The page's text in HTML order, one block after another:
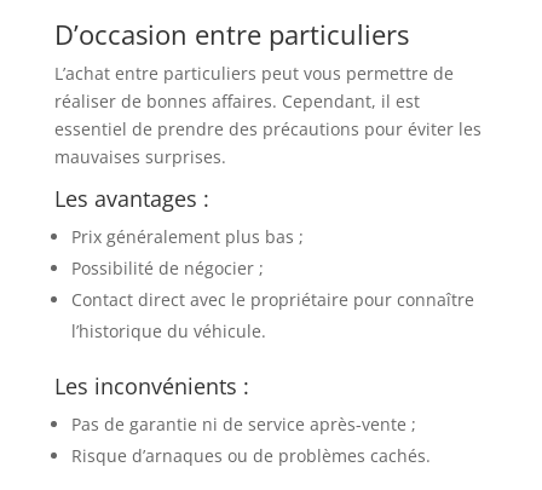
D’occasion entre particuliers
L’achat entre particuliers peut vous permettre de
réaliser de bonnes affaires. Cependant, il est
essentiel de prendre des précautions pour éviter les
mauvaises surprises.
Les avantages :
Prix généralement plus bas ;
Possibilité de négocier ;
Contact direct avec le propriétaire pour connaître
l’historique du véhicule.
Les inconvénients :
Pas de garantie ni de service après-vente ;
Risque d’arnaques ou de problèmes cachés.